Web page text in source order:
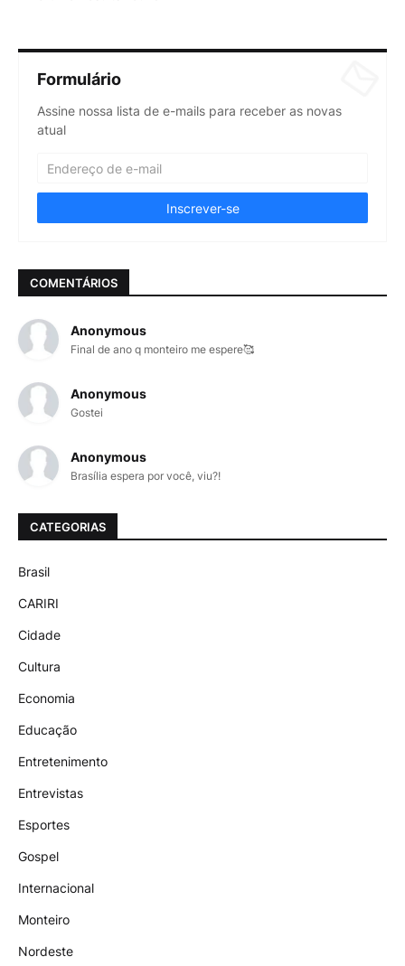
Formulário
Assine nossa lista de e-mails para receber as novas
atual
COMENTÁRIOS
Anonymous
Final de ano q monteiro me espere🥰
Anonymous
Gostei
Anonymous
Brasília espera por você, viu?!
CATEGORIAS
Brasil
CARIRI
Cidade
Cultura
Economia
Educação
Entretenimento
Entrevistas
Esportes
Gospel
Internacional
Monteiro
Nordeste